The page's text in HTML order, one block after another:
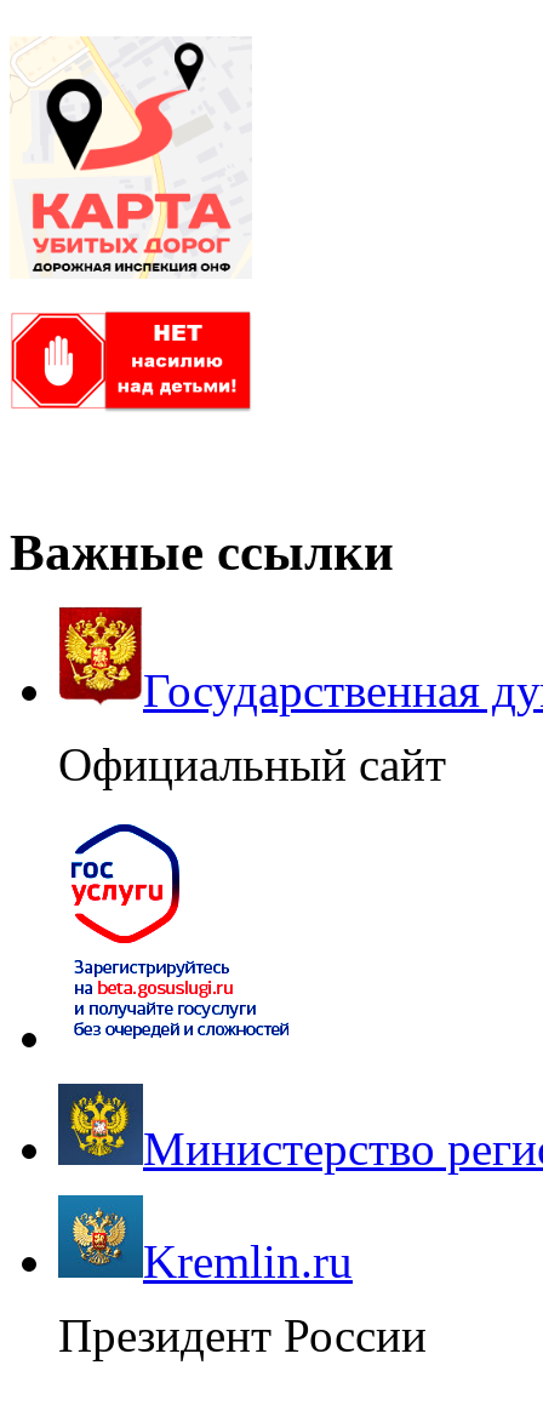
Важные ссылки
Государственная
Официальный сайт
Министерство
Kremlin.ru
Президент России